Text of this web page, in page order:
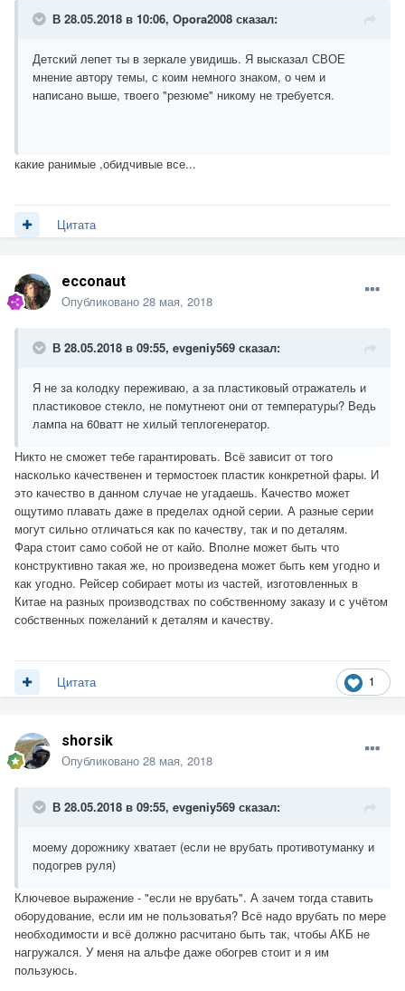
В 28.05.2018 в 10:06, Opora2008 сказал:
Детский лепет ты в зеркале увидишь. Я высказал СВОЕ
мнение автору темы, с коим немного знаком, о чем и
написано выше, твоего "резюме" никому не требуется.
какие ранимые ,обидчивые все...
Цитата
ecconaut
Опубликовано 28 мая, 2018
В 28.05.2018 в 09:55, evgeniy569 сказал:
Я не за колодку переживаю, а за пластиковый отражатель и
пластиковое стекло, не помутнеют они от температуры? Ведь
лампа на 60ватт не хилый теплогенератор.
Никто не сможет тебе гарантировать. Всё зависит от того
насколько качественен и термостоек пластик конкретной фары. И
это качество в данном случае не угадаешь. Качество может
ощутимо плавать даже в пределах одной серии. А разные серии
могут сильно отличаться как по качеству, так и по деталям.
Фара стоит само собой не от кайо. Вполне может быть что
конструктивно такая же, но произведена может быть кем угодно и
как угодно. Рейсер собирает моты из частей, изготовленных в
Китае на разных производствах по собственному заказу и с учётом
собственных пожеланий к деталям и качеству.
1
Цитата
shorsik
Опубликовано 28 мая, 2018
В 28.05.2018 в 09:55, evgeniy569 сказал:
моему дорожнику хватает (если не врубать противотуманку и
подогрев руля)
Ключевое выражение - "если не врубать". А зачем тогда ставить
оборудование, если им не пользоватья? Всё надо врубать по мере
необходимости и всё должно расчитано быть так, чтобы АКБ не
нагружался. У меня на альфе даже обогрев стоит и я им
пользуюсь.